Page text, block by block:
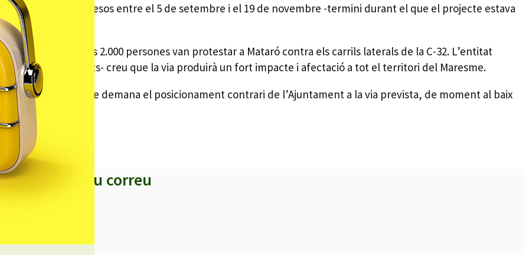
tots els acords presos entre el 5 de setembre i el 19 de novembre -termini durant el que el projecte estava
una setmana unes 2.000 persones van protestar a Mataró contra els carrils laterals de la C-32. L’entitat
per 67 entitats- creu que la via produirà un fort impacte i afectació a tot el territori del Maresme.
dijous en la que demana el posicionament contrari de l’Ajuntament a la via prevista, de moment al baix
titulars al teu correu